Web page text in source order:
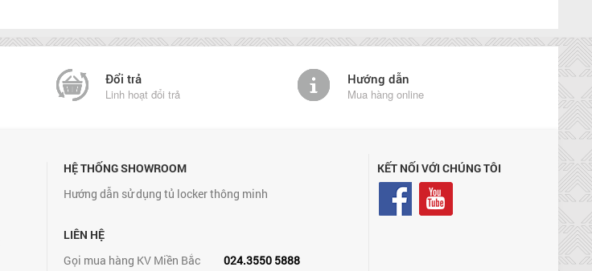
Đổi trả
Linh hoạt đổi trả
Hướng dẫn
Mua hàng online
HỆ THỐNG SHOWROOM
Hướng dẫn sử dụng tủ locker thông minh
LIÊN HỆ
Gọi mua hàng KV Miền Bắc
024.3550 5888
KẾT NỐI VỚI CHÚNG TÔI